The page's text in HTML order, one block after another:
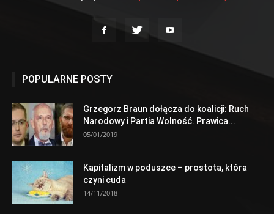
POPULARNE POSTY
Grzegorz Braun dołącza do koalicji: Ruch
Narodowy i Partia Wolność. Prawica...
05/01/2019
Kapitalizm w poduszce – prostota, która
czyni cuda
14/11/2018